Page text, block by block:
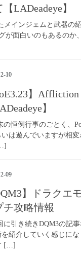
LADeadeye】
メインジェムと武器の
が面白いのもあるのか
10
】
】
の恒例行事のごとく、
は遊んでいますが相
09
】ドラク
チ攻略情報
に引き続きDQM3の記
紹介していく感じに
[…]